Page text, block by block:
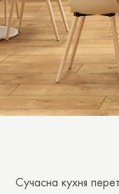
Сучасна кухня